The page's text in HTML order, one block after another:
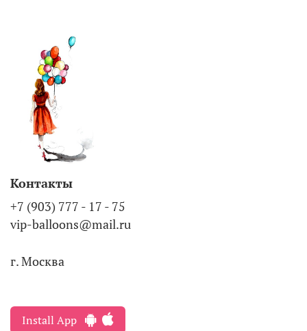
Контакты
+7 (903) 777 - 17 - 75
vip-balloons@mail.ru
г. Москва
Install App